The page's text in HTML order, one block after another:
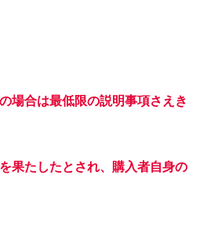
場合は最低限の説明事項さえき
果たしたとされ、購入者自身の